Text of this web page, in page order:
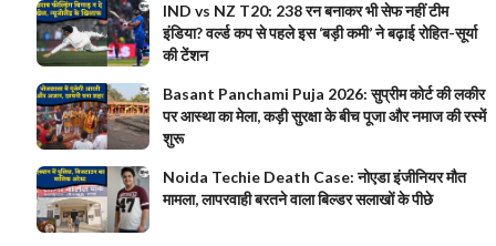
IND vs NZ T20: 238 रन बनाकर भी सेफ नहीं टीम
इंडिया? वर्ल्ड कप से पहले इस ‘बड़ी कमी’ ने बढ़ाई रोहित-सूर्या
की टेंशन
Basant Panchami Puja 2026: सुप्रीम कोर्ट की लकीर
पर आस्था का मेला, कड़ी सुरक्षा के बीच पूजा और नमाज की रस्में
शुरू
Noida Techie Death Case: नोएडा इंजीनियर मौत
मामला, लापरवाही बरतने वाला बिल्डर सलाखों के पीछे